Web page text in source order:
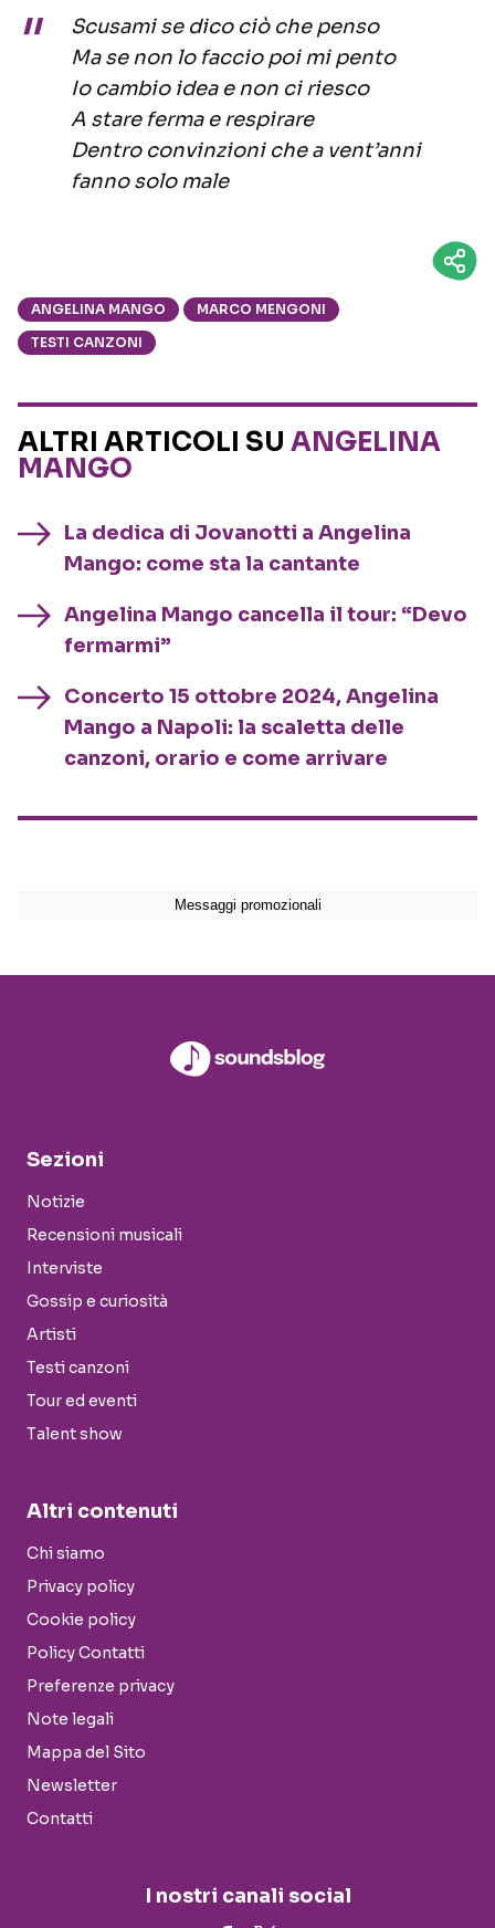
Scusami se dico ciò che penso
Ma se non lo faccio poi mi pento
Io cambio idea e non ci riesco
A stare ferma e respirare
Dentro convinzioni che a vent’anni
fanno solo male
ANGELINA MANGO
MARCO MENGONI
TESTI CANZONI
ALTRI ARTICOLI SU ANGELINA
MANGO
La dedica di Jovanotti a Angelina
Mango: come sta la cantante
Angelina Mango cancella il tour: “Devo
fermarmi”
Concerto 15 ottobre 2024, Angelina
Mango a Napoli: la scaletta delle
canzoni, orario e come arrivare
Sezioni
Notizie
Recensioni musicali
Interviste
Gossip e curiosità
Artisti
Testi canzoni
Tour ed eventi
Talent show
Altri contenuti
Chi siamo
Privacy policy
Cookie policy
Policy Contatti
Preferenze privacy
Note legali
Mappa del Sito
Newsletter
Contatti
I nostri canali social